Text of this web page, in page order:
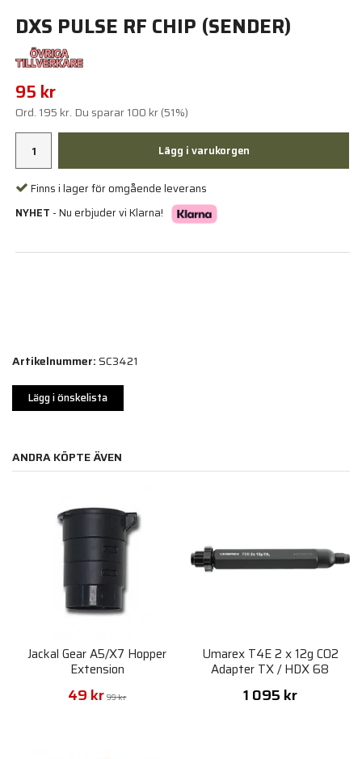
DXS PULSE RF CHIP (SENDER)
95 kr
Ord. 195 kr. Du sparar100 kr(51%)
Lägg i varukorgen
Finns i lager för omgående leverans
NYHET - Nu erbjuder vi Klarna!
Artikelnummer:SC3421
Lägg i önskelista
ANDRA KÖPTE ÄVEN
Jackal Gear A5/X7 Hopper
Extension
49 kr 99 kr
Umarex T4E 2 x 12g CO2
Adapter TX / HDX 68
1 095 kr